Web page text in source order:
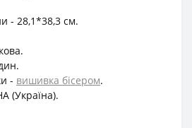
- 28,1*38,3 см.
- вишивка бісером.
(Україна).